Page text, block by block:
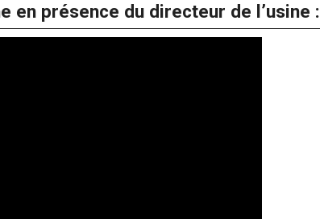
en présence du directeur de l’usine :